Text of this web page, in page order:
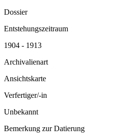
Dossier
Entstehungszeitraum
1904 - 1913
Archivalienart
Ansichtskarte
Verfertiger/-in
Unbekannt
Bemerkung zur Datierung